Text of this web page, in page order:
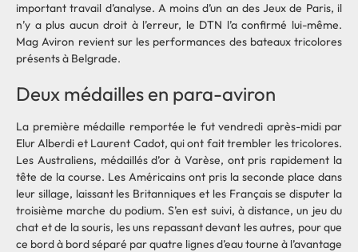
important travail d’analyse. A moins d’un an des Jeux de Paris, il
n’y a plus aucun droit à l’erreur, le DTN l’a confirmé lui-même.
Mag Aviron revient sur les performances des bateaux tricolores
présents à Belgrade.
Deux médailles en para-aviron
La première médaille remportée le fut vendredi après-midi par
Elur Alberdi et Laurent Cadot, qui ont fait trembler les tricolores.
Les Australiens, médaillés d’or à Varèse, ont pris rapidement la
tête de la course. Les Américains ont pris la seconde place dans
leur sillage, laissant les Britanniques et les Français se disputer la
troisième marche du podium. S’en est suivi, à distance, un jeu du
chat et de la souris, les uns repassant devant les autres, pour que
ce bord à bord séparé par quatre lignes d’eau tourne à l’avantage